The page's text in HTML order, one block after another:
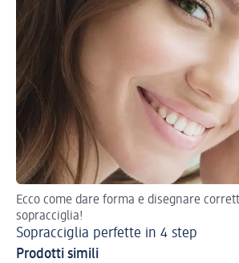
Ecco come dare forma e disegnare
sopracciglia!
Sopracciglia perfette in 4 step
Prodotti simili